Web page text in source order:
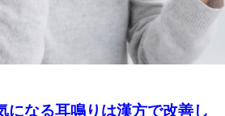
になる耳鳴りは漢方で改善し